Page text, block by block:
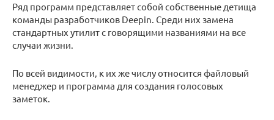
Ряд программ представляет собой собственные детища
команды разработчиков Deepin. Среди них замена
стандартных утилит с говорящими названиями на все
случаи жизни.
По всей видимости, к их же числу относится файловый
менеджер и программа для создания голосовых
заметок.